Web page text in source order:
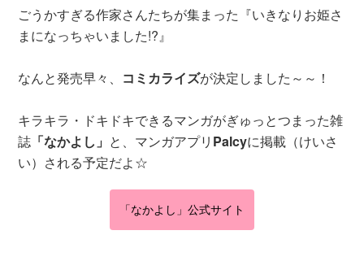
ごうかすぎる作家さんたちが集まった『いきなりお姫さ
まになっちゃいました!?』
なんと発売早々、 コミカライズが決定しました～～！
キラキラ・ドキドキできるマンガがぎゅっとつまった雑
誌 「なかよし」 と、マンガアプリ Palcyに掲載（けいさ
い）される予定だよ☆
「なかよし」公式サイト